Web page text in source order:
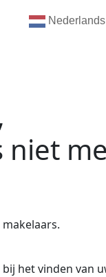
niet
het vinden van
Nederlands